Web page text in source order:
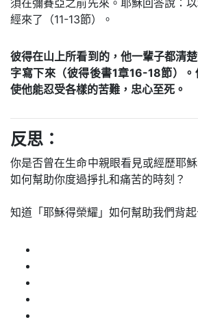
須在彌賽亞之前先來。耶穌回答說：
經來了（11-13節）。
彼得在山上所看到的，他一輩子都清
字寫下來（彼得後書1章16-18節）
使他能忍受各樣的苦難，忠心至死。
反思：
你是否曾在生命中親眼看見或經歷耶
如何幫助你度過掙扎和痛苦的時刻？
知道「耶穌得榮耀」如何幫助我們背起